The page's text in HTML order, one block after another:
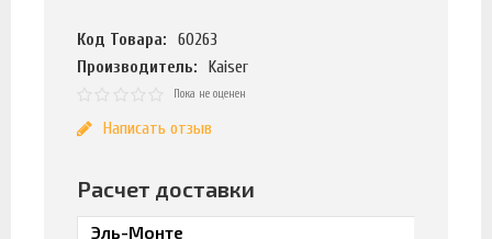
Код Товара:
60263
Производитель:
Kaiser
Пока не оценен
Написать отзыв
Расчет доставки